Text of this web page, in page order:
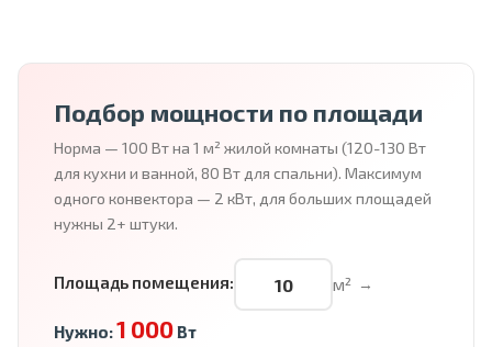
Подбор мощности по площади
Норма — 100 Вт на 1 м² жилой комнаты (120-130 Вт
для кухни и ванной, 80 Вт для спальни). Максимум
одного конвектора — 2 кВт, для больших площадей
нужны 2+ штуки.
Площадь помещения: м² →
Нужно:1 000Вт